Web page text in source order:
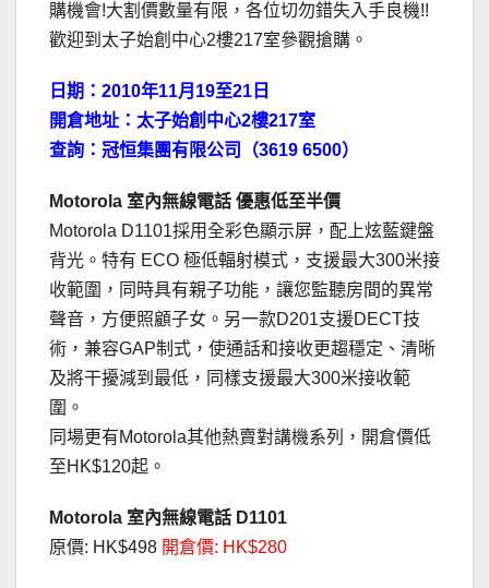
購機會!大割價數量有限，各位切勿錯失入手良機!!
歡迎到太子始創中心2樓217室參觀搶購。
日期：2010年11月19至21日
開倉地址：太子始創中心2樓217室
查詢：冠恒集團有限公司（3619 6500）
Motorola 室內無線電話 優惠低至半價
Motorola D1101採用全彩色顯示屏，配上炫藍鍵盤
背光。特有 ECO 極低輻射模式，支援最大300米接
收範圍，同時具有親子功能，讓您監聽房間的異常
聲音，方便照顧子女。另一款D201支援DECT技
術，兼容GAP制式，使通話和接收更趨穩定、清晰
及將干擾減到最低，同樣支援最大300米接收範
圍。
同場更有Motorola其他熱賣對講機系列，開倉價低
至HK$120起。
Motorola 室內無線電話 D1101
原價: HK$498 開倉價: HK$280